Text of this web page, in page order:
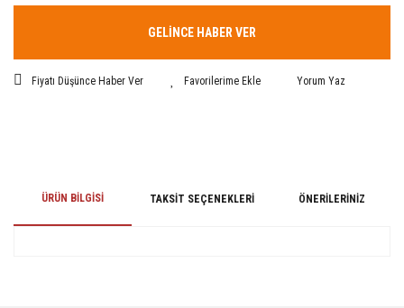
GELİNCE HABER VER
Fiyatı Düşünce Haber Ver Yorum Yaz
ÜRÜN BILGISI TAKSIT SEÇENEKLERI ÖNERILERINIZ